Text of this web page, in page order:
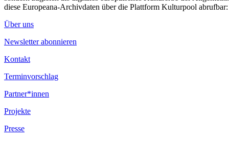
diese Europeana-Archivdaten über die Plattform Kulturpool abrufbar:
Über uns
Newsletter abonnieren
Kontakt
Terminvorschlag
Partner*innen
Projekte
Presse